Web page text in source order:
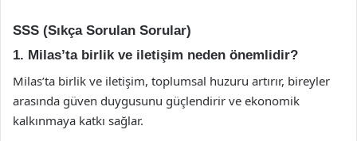
SSS (Sıkça Sorulan Sorular)
1. Milas’ta birlik ve iletişim neden önemlidir?
Milas’ta birlik ve iletişim, toplumsal huzuru artırır, bireyler
arasında güven duygusunu güçlendirir ve ekonomik
kalkınmaya katkı sağlar.